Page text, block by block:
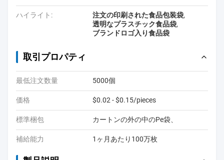
ハイライト: 注文の印刷された食品包装袋,
透明なプラスチック食品袋,
ブランドロゴ入り食品袋
取引プロパティ
最低注文数量 5000個
価格 $0.02 - $0.15/pieces
標準梱包 カートンの外の中のPe袋、
補給能力 1ヶ月あたり100万枚